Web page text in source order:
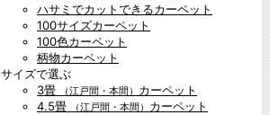
ハサミでカットできるカーペット
100サイズカーペット
100色カーペット
柄物カーペット
サイズで選ぶ
3畳
（江戸間・本間） カーペット
4.5畳
（江戸間・本間） カーペット